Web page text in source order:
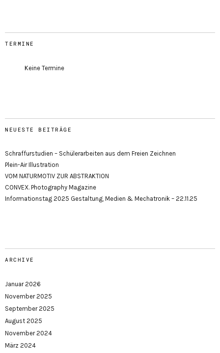
TERMINE
Keine Termine
NEUESTE BEITRÄGE
Schraffurstudien – Schülerarbeiten aus dem Freien Zeichnen
Plein-Air Illustration
VOM NATURMOTIV ZUR ABSTRAKTION
CONVEX. Photography Magazine
Informationstag 2025 Gestaltung, Medien & Mechatronik – 22.11.25
ARCHIVE
Januar 2026
November 2025
September 2025
August 2025
November 2024
März 2024